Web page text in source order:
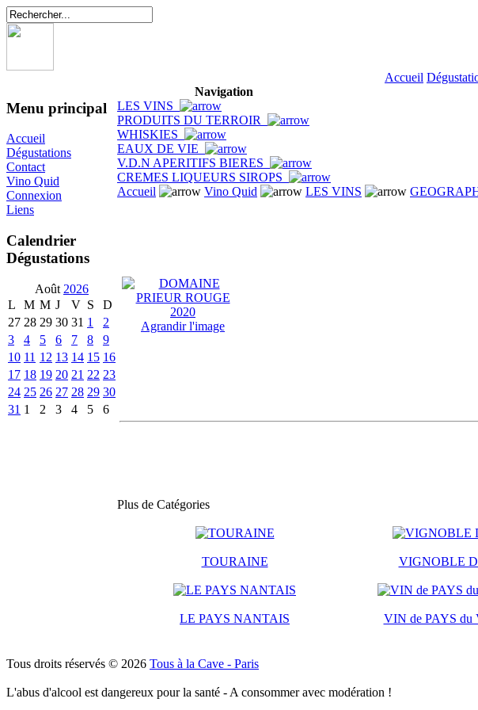
Accueil
Menu principal
Accueil
Dégustations
Contact
Vino Quid
Connexion
Liens
Calendrier
Dégustations
Août 2026
L
M M J V S
D
27 28 29 30 31 1
2
3
4 5 6 7 8
9
10 11 12 13 14 15 16
17 18 19 20 21 22 23
24 25 26 27 28 29 30
31 1 2 3 4 5 6
Navigation
LES VINS
PRODUITS DU TERROIR
WHISKIES
EAUX DE VIE
V.D.N APERITIFS BIERES
CREMES LIQUEURS SIROPS
Accueil
Vino Quid LES VINS
Agrandir l'image
Plus de Catégories
TOURAINE VIGNOBLE
LE PAYS NANTAIS VIN de PAYS du
Tous droits réservés © 2026 Tous à la Cave - Paris
L'abus d'alcool est dangereux pour la santé - A consommer avec modération !